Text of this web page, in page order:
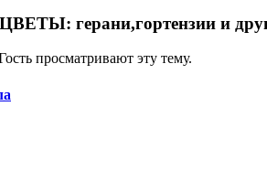
герани,гортензии и
просматривают эту тему.